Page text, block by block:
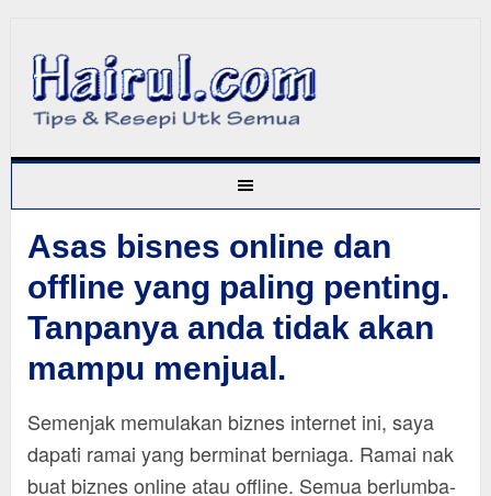
Asas bisnes online dan
offline yang paling penting.
Tanpanya anda tidak akan
mampu menjual.
Semenjak memulakan biznes internet ini, saya
dapati ramai yang berminat berniaga. Ramai nak
buat biznes online atau offline. Semua berlumba-